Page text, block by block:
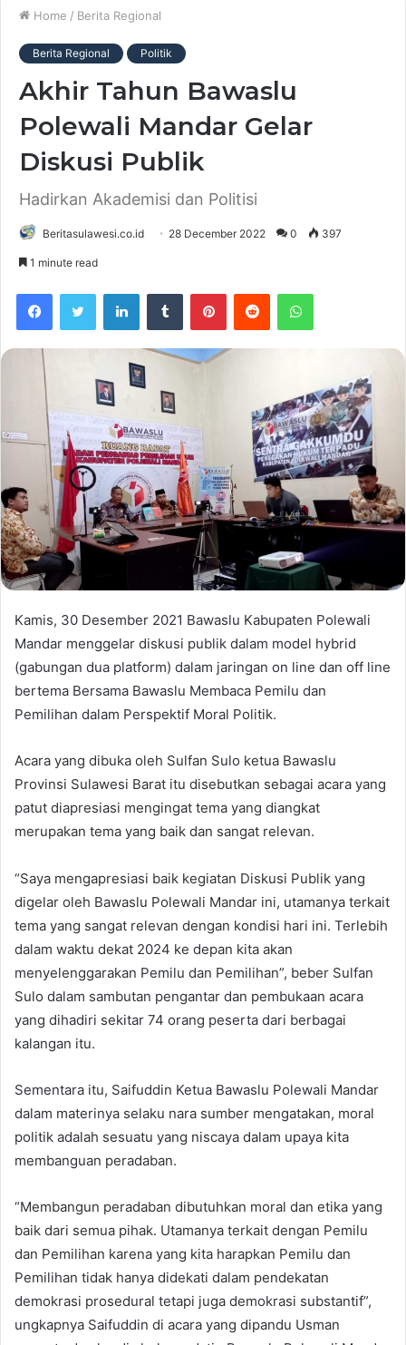
Home / Berita Regional
Berita Regional Politik
Akhir Tahun Bawaslu
Polewali Mandar Gelar
Diskusi Publik
Hadirkan Akademisi dan Politisi
Beritasulawesi.co.id 28 December 2022 0 397
1 minute read
Kamis, 30 Desember 2021 Bawaslu Kabupaten Polewali
Mandar menggelar diskusi publik dalam model hybrid
(gabungan dua platform) dalam jaringan on line dan off line
bertema Bersama Bawaslu Membaca Pemilu dan
Pemilihan dalam Perspektif Moral Politik.
Acara yang dibuka oleh Sulfan Sulo ketua Bawaslu
Provinsi Sulawesi Barat itu disebutkan sebagai acara yang
patut diapresiasi mengingat tema yang diangkat
merupakan tema yang baik dan sangat relevan.
“Saya mengapresiasi baik kegiatan Diskusi Publik yang
digelar oleh Bawaslu Polewali Mandar ini, utamanya terkait
tema yang sangat relevan dengan kondisi hari ini. Terlebih
dalam waktu dekat 2024 ke depan kita akan
menyelenggarakan Pemilu dan Pemilihan”, beber Sulfan
Sulo dalam sambutan pengantar dan pembukaan acara
yang dihadiri sekitar 74 orang peserta dari berbagai
kalangan itu.
Sementara itu, Saifuddin Ketua Bawaslu Polewali Mandar
dalam materinya selaku nara sumber mengatakan, moral
politik adalah sesuatu yang niscaya dalam upaya kita
membanguan peradaban.
“Membangun peradaban dibutuhkan moral dan etika yang
baik dari semua pihak. Utamanya terkait dengan Pemilu
dan Pemilihan karena yang kita harapkan Pemilu dan
Pemilihan tidak hanya didekati dalam pendekatan
demokrasi prosedural tetapi juga demokrasi substantif”,
ungkapnya Saifuddin di acara yang dipandu Usman